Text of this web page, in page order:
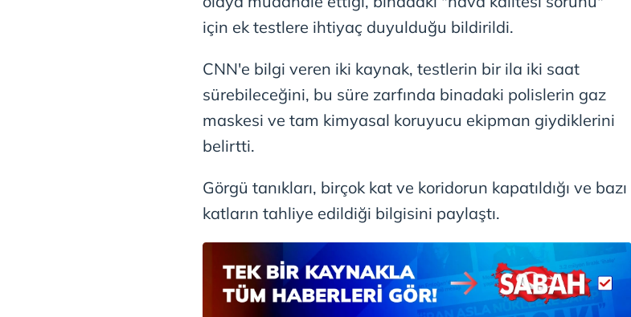
mevzuata uygun olarak kullanılan çerezlerle ilgili bilgi almak için lütfen tıklayınız
için ek testlere ihtiyaç duyulduğu bildirildi.
CNN'e bilgi veren iki kaynak, testlerin bir ila iki saat
sürebileceğini, bu süre zarfında binadaki polislerin gaz
maskesi ve tam kimyasal koruyucu ekipman giydiklerini
belirtti.
Görgü tanıkları, birçok kat ve koridorun kapatıldığı ve bazı
katların tahliye edildiği bilgisini paylaştı.